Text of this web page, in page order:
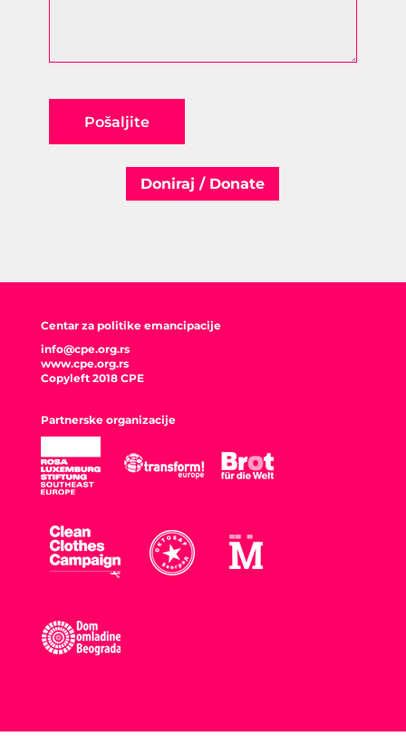
Pošaljite
Doniraj / Donate
Centar za politike emancipacije
info@cpe.org.rs
www.cpe.org.rs
Copyleft 2018 CPE
Partnerske organizacije